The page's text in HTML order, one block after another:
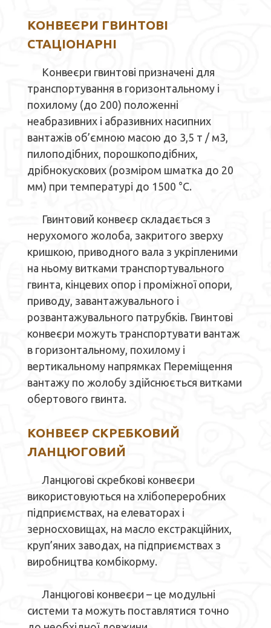
КОНВЕЄРИ ГВИНТОВІ
СТАЦІОНАРНІ
Конвеєри гвинтові призначені для
транспортування в горизонтальному і
похилому (до 200) положенні
неабразивних і абразивних насипних
вантажів об’ємною масою до 3,5 т / м3,
пилоподібних, порошкоподібних,
дрібнокускових (розміром шматка до 20
мм) при температурі до 1500 °С.
Гвинтовий конвеєр складається з
нерухомого жолоба, закритого зверху
кришкою, приводного вала з укріпленими
на ньому витками транспортувального
гвинта, кінцевих опор і проміжної опори,
приводу, завантажувального і
розвантажувального патрубків. Гвинтові
конвеєри можуть транспортувати вантаж
в горизонтальному, похилому і
вертикальному напрямках Переміщення
вантажу по жолобу здійснюється витками
обертового гвинта.
КОНВЕЄР СКРЕБКОВИЙ
ЛАНЦЮГОВИЙ
Ланцюгові скребкові конвеєри
використовуються на хлібопереробних
підприємствах, на елеваторах і
зерносховищах, на масло екстракційних,
круп’яних заводах, на підприємствах з
виробництва комбікорму.
Ланцюгові конвеєри – це модульні
системи та можуть поставлятися точно